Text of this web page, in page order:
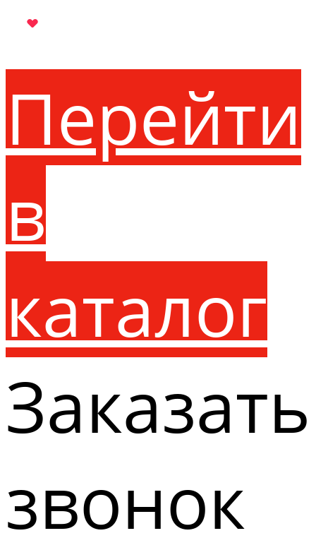
Перейти
в
каталог
Заказать
звонок